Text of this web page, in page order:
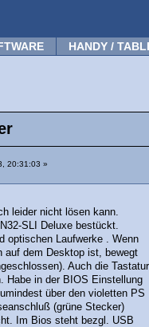
HANDY /
20:31:03 »
leider nicht lösen kann.
SLI Deluxe bestückt.
optischen Laufwerke . Wenn
auf dem Desktop ist, bewegt
Auch die Tastatur
Habe in der BIOS Einstellung
über den violetten PS
(grüne Stecker)
Im Bios steht bezgl. USB